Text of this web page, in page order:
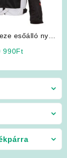
esőálló nyári
990Ft